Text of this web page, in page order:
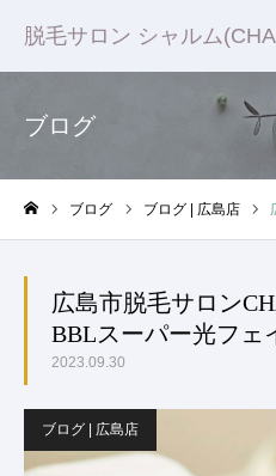
脱毛サロン シャルム
ブログ
ブログ ブログ | 広島店
広島市脱毛サロン
BBLスーパー光フェ
2023.09.30
ブログ | 広島店